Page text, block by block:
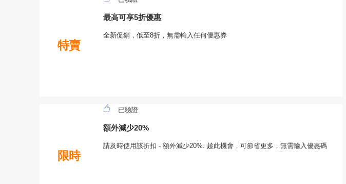
特賣
最高可享5折優惠
全新促銷，低至8折，無需輸入任何優惠券
限時
已驗證
額外減少20%
請及時使用該折扣 - 額外減少20%. 趁此機會，可節省更多，無需輸入優惠碼